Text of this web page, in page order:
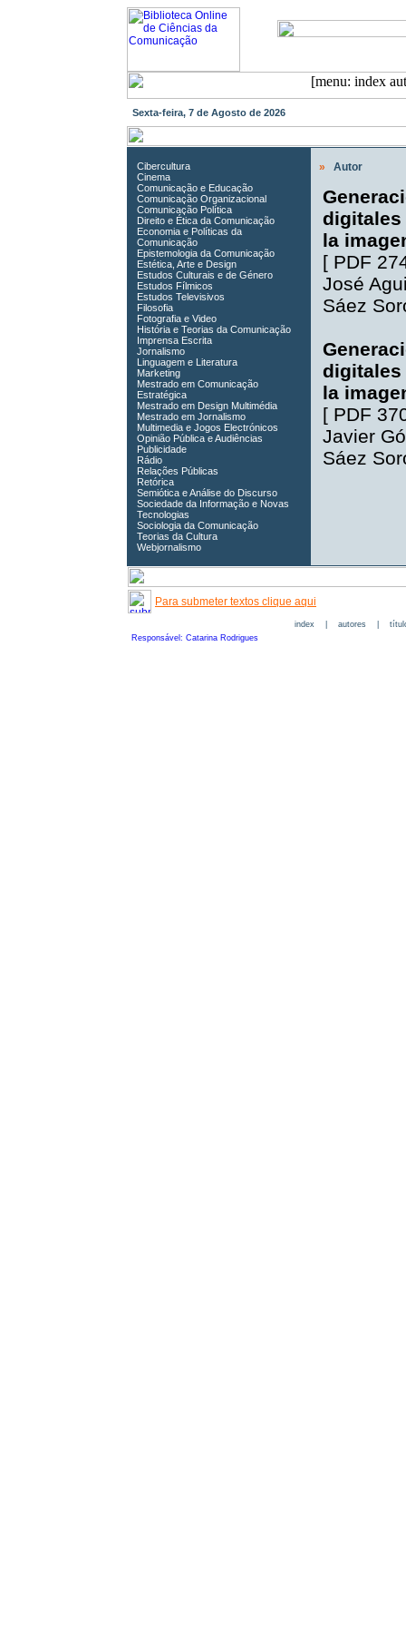
Sexta-feira, 7 de Agosto de 2026
Cibercultura
Cinema
Comunicação e Educação
Comunicação Organizacional
Comunicação Política
Direito e Ética da Comunicação
Economia e Políticas da
Comunicação
Epistemologia da Comunicação
Estética, Arte e Design
Estudos Culturais e de Género
Estudos Fílmicos
Estudos Televisivos
Filosofia
Fotografia e Video
História e Teorias da Comunicação
Imprensa Escrita
Jornalismo
Linguagem e Literatura
Marketing
Mestrado em Comunicação
Estratégica
Mestrado em Design Multimédia
Mestrado em Jornalismo
Multimedia e Jogos Electrónicos
Opinião Pública e Audiências
Publicidade
Rádio
Relações Públicas
Retórica
Semiótica e Análise do Discurso
Sociedade da Informação e Novas
Tecnologias
Sociologia da Comunicação
Teorias da Cultura
Webjornalismo
» Autor
digitales
la
[ PDF
José
Sáez
digitales
la
[ PDF
Javier
Sáez
Para submeter textos clique aqui
index| autores|